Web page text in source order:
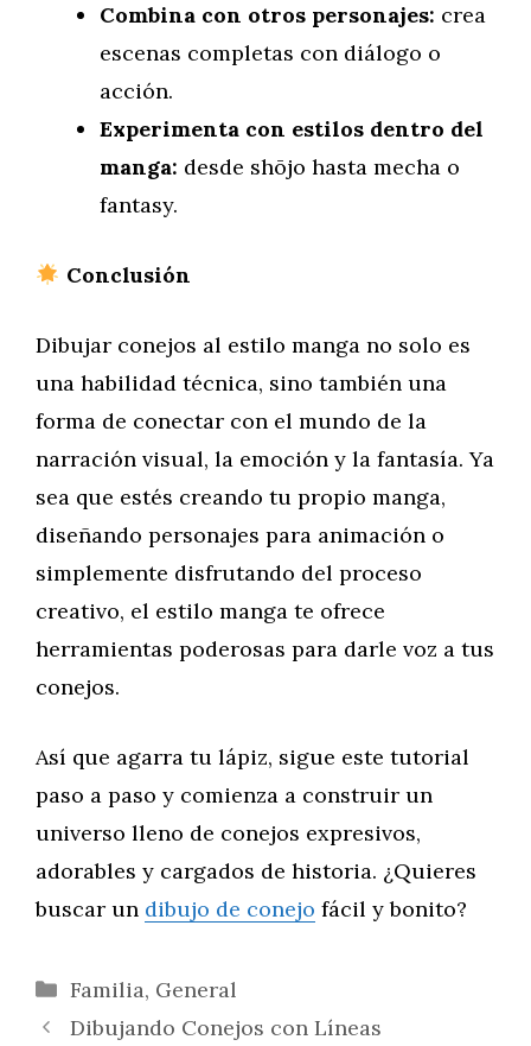
Combina con otros personajes: crea
escenas completas con diálogo o
acción.
Experimenta con estilos dentro del
manga: desde shōjo hasta mecha o
fantasy.
Conclusión
Dibujar conejos al estilo manga no solo es
una habilidad técnica, sino también una
forma de conectar con el mundo de la
narración visual, la emoción y la fantasía. Ya
sea que estés creando tu propio manga,
diseñando personajes para animación o
simplemente disfrutando del proceso
creativo, el estilo manga te ofrece
herramientas poderosas para darle voz a tus
conejos.
Así que agarra tu lápiz, sigue este tutorial
paso a paso y comienza a construir un
universo lleno de conejos expresivos,
adorables y cargados de historia. ¿Quieres
buscar un dibujo de conejo fácil y bonito?
Categorías
Familia, General
Dibujando Conejos con Líneas